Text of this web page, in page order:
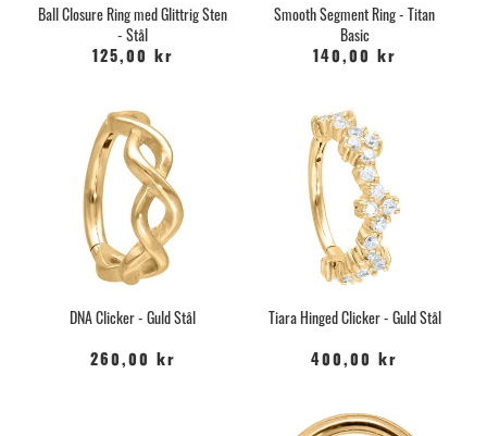
Ball Closure Ring med Glittrig Sten
- Stål
125,00 kr
Smooth Segment Ring - Titan
Basic
140,00 kr
DNA Clicker - Guld Stål
260,00 kr
Tiara Hinged Clicker - Guld Stål
400,00 kr